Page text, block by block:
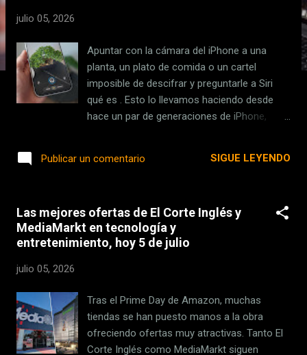
julio 05, 2026
Apuntar con la cámara del iPhone a una
planta, un plato de comida o un cartel
imposible de descifrar y preguntarle a Siri
qué es . Esto lo llevamos haciendo desde
hace un par de generaciones de iPhone,
pero vivía agazapado ahí. Una función más
tiempo suficiente. Con iOS 27 , Apple ha
decidido sacarlo de ese escondite , darle
nombre propio y colocarlo codo con codo
iOS 27 atraviesa ahora mismo su fase beta
de desarrollador, con la beta pública prevista
para la segunda semana de julio y el
lanzamiento definitivo señalado para
Publicar un comentario SIGUE LEYENDO
Las mejores ofertas de El Corte Inglés y
MediaMarkt en tecnología y
entretenimiento, hoy 5 de julio
julio 05, 2026
Tras el Prime Day de Amazon, muchas
tiendas se han puesto manos a la obra
ofreciendo ofertas muy atractivas. Tanto El
Corte Inglés como MediaMarkt siguen